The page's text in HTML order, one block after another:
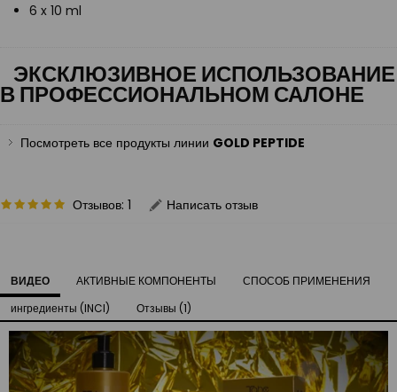
6 x 10 ml
ЭКСКЛЮЗИВНОЕ ИСПОЛЬЗОВАНИЕ
В ПРОФЕССИОНАЛЬНОМ САЛОНЕ
Посмотреть все продукты линии GOLD PEPTIDE
Отзывов: 1 Написать отзыв
ВИДЕО АКТИВНЫЕ КОМПОНЕНТЫ
СПОСОБ ПРИМЕНЕНИЯ
ингредиенты (INCI)
Отзывы (1)